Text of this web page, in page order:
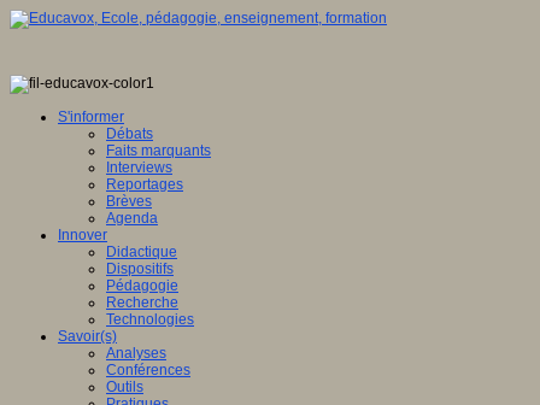
S'informer
Débats
Faits marquants
Interviews
Reportages
Brèves
Agenda
Innover
Didactique
Dispositifs
Pédagogie
Recherche
Technologies
Savoir(s)
Analyses
Conférences
Outils